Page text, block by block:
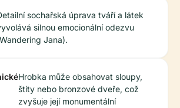
sochařská úprava tváří a látek
silnou emocionální odezvu
Jana).
Hrobka může obsahovat sloupy,
štíty nebo bronzové dveře, což
zvyšuje její monumentální